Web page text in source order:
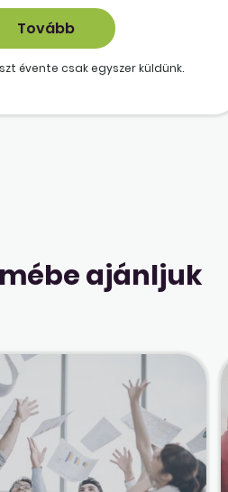
évente csak egyszer küldünk.
ajánljuk